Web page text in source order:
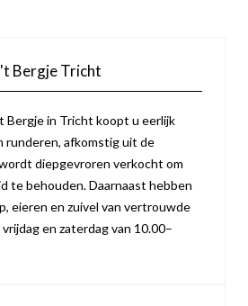
Bergje Tricht
Bergje in Tricht koopt u eerlijk
runderen, afkomstig uit de
diepgevroren verkocht om
te behouden. Daarnaast hebben
eieren en zuivel van vertrouwde
en zaterdag van 10.00–